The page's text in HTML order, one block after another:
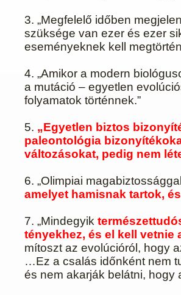
3. „Megfelelő időben
szüksége van ezer és ezer
eseményeknek kell
4. „Amikor a modern
a mutáció – egyetlen
folyamatok történnek.”
5. „Egyetlen biztos
paleontológia
változásokat, pedig nem
6. „Olimpiai magabiztossággal
amelyet hamisnak tartok,
7. „Mindegyik
tényekhez, és el kell vetnie
mítoszt az evolúcióról, hogy
…Ez a csalás időnként nem
és nem akarják belátni, hogy